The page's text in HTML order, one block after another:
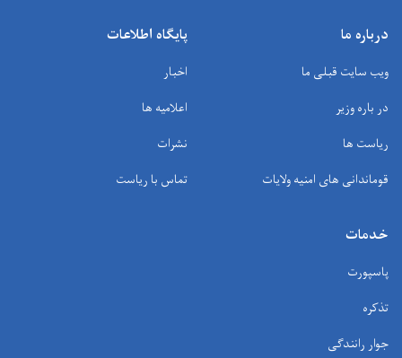
درباره ما
ویب سایت قبلی ما
در باره وزیر
ریاست ها
قوماندانی های امنیه ولایات
پایگاه اطلاعات
اخبار
اعلامیه ها
نشرات
تماس با ریاست
خدمات
پاسپورت
تذکره
جوار رانندگی